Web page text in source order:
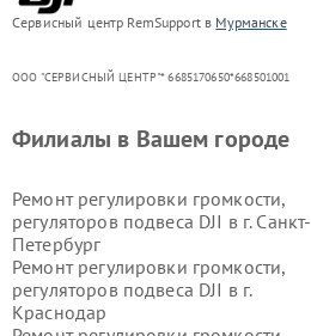
Сервисный центр RemSupport в Мурманске
ООО "СЕРВИСНЫЙ ЦЕНТР"* 6685170650*668501001
Филиалы в Вашем городе
Ремонт регулировки громкости,
регуляторов подвеса DJI в г. Санкт-
Петербург
Ремонт регулировки громкости,
регуляторов подвеса DJI в г.
Краснодар